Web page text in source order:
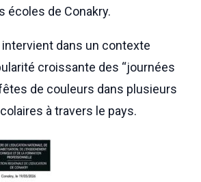
écoles de Conakry.
dans un contexte
croissante des “journées
de couleurs dans plusieurs
à travers le pays.